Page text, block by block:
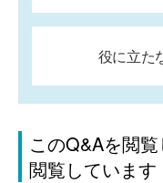
役に立た
このQ&Aを閲
閲覧しています